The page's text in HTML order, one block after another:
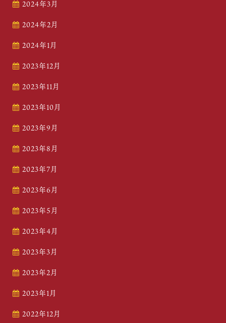
2024年3月
2024年2月
2024年1月
2023年12月
2023年11月
2023年10月
2023年9月
2023年8月
2023年7月
2023年6月
2023年5月
2023年4月
2023年3月
2023年2月
2023年1月
2022年12月